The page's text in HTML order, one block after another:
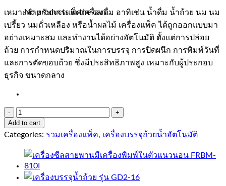
No products in the cart.
เหมาะสำหรับการแพ็คเครื่องดื่ม อาทิเช่น น้ำดื่ม น้ำถ้วย นม นม
เปรี้ยว นมถั่วเหลือง หรือน้ำผลไม้ เครื่องแพ็ค ได้ถูกออกแบบมา
อย่างเหมาะสม และทำงานได้อย่างอัตโนมัติ ตั้งแต่การปล่อย
ถ้วย การกำหนดปริมาณในการบรรจุ การปิดผนึก การพิมพ์วันที่
และการตัดขอบถ้วย ซึ่งมีประสิทธิภาพสูง เหมาะกับผู้ประกอบ
ธุรกิจ ขนาดกลาง
เครื่อง
บรรจุ
น้ำ
ถ้วย
รุ่น
GD4-
Add to cart
Categories: รวมเครื่องแพ็ค, เครื่องบรรจุถ้วยน้ำอัตโนมัติ